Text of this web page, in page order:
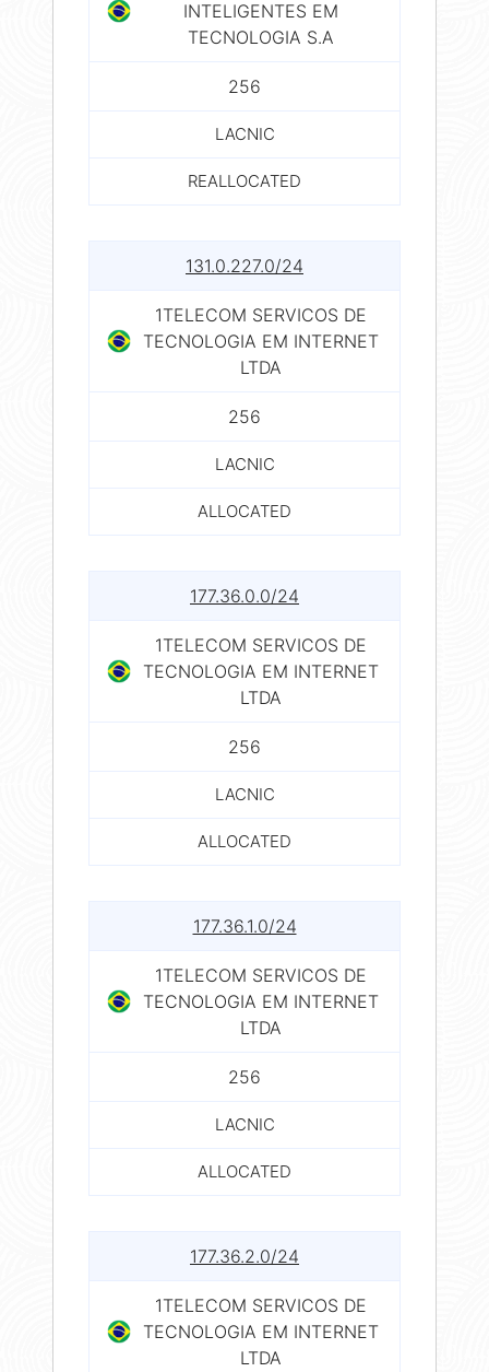
INTELIGENTES EM
TECNOLOGIA S.A
256
LACNIC
REALLOCATED
131.0.227.0/24
1TELECOM SERVICOS DE
TECNOLOGIA EM INTERNET
LTDA
256
LACNIC
ALLOCATED
177.36.0.0/24
1TELECOM SERVICOS DE
TECNOLOGIA EM INTERNET
LTDA
256
LACNIC
ALLOCATED
177.36.1.0/24
1TELECOM SERVICOS DE
TECNOLOGIA EM INTERNET
LTDA
256
LACNIC
ALLOCATED
177.36.2.0/24
1TELECOM SERVICOS DE
TECNOLOGIA EM INTERNET
LTDA